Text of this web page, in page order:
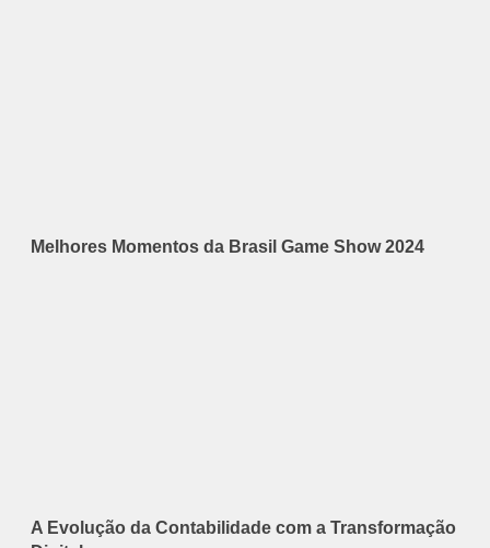
Melhores Momentos da Brasil Game Show 2024
A Evolução da Contabilidade com a Transformação